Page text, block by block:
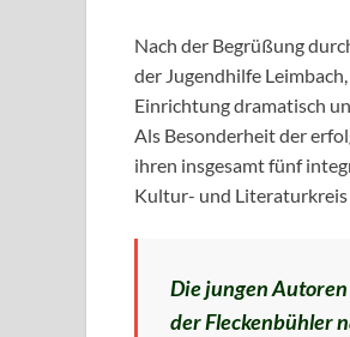
Nach der Begrüßung
der Jugendhilfe
Einrichtung dramatisch
Als Besonderheit der
ihren insgesamt fünf
Kultur- und Literaturkreis
Die jungen
der Fleckenbühler